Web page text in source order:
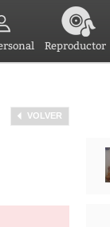
Reproductor
VOLVER